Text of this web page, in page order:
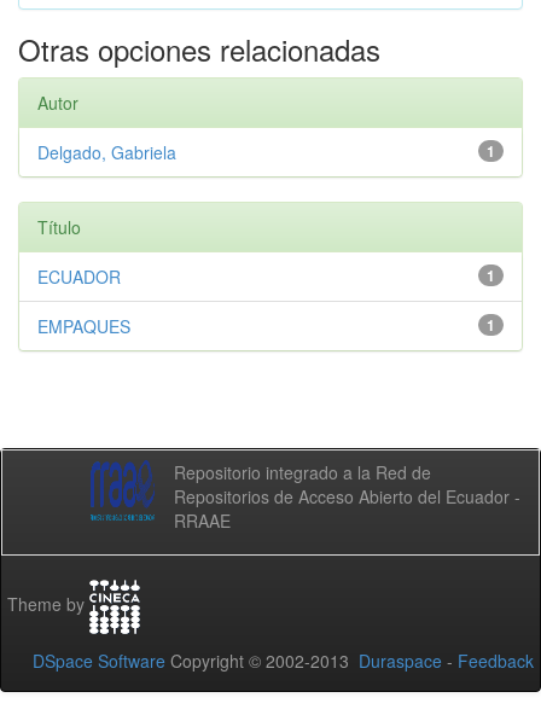
Otras opciones relacionadas
Autor
1
Delgado, Gabriela
Título
1
ECUADOR
1
EMPAQUES
Repositorio integrado a la Red de
Repositorios de Acceso Abierto del Ecuador -
RRAAE
Theme by
DSpace Software Copyright © 2002-2013 Duraspace - Feedback